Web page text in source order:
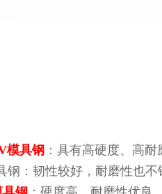
模具钢 ：具有高硬度、高
钢：韧性较好，耐磨性也不